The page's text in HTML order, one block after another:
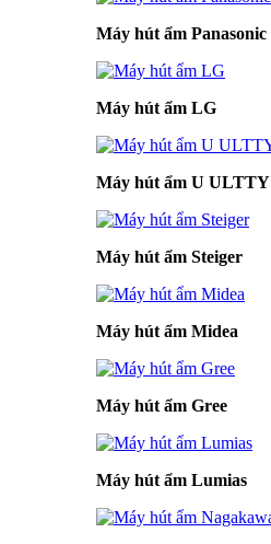
Máy hút ẩm Panasonic
Máy hút ẩm LG
Máy hút ẩm U ULTTY
Máy hút ẩm Steiger
Máy hút ẩm Midea
Máy hút ẩm Gree
Máy hút ẩm Lumias